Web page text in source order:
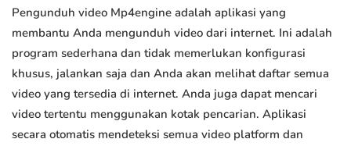
Pengunduh video Mp4engine adalah aplikasi yang
membantu Anda mengunduh video dari internet. Ini adalah
program sederhana dan tidak memerlukan konfigurasi
khusus, jalankan saja dan Anda akan melihat daftar semua
video yang tersedia di internet. Anda juga dapat mencari
video tertentu menggunakan kotak pencarian. Aplikasi
secara otomatis mendeteksi semua video platform dan